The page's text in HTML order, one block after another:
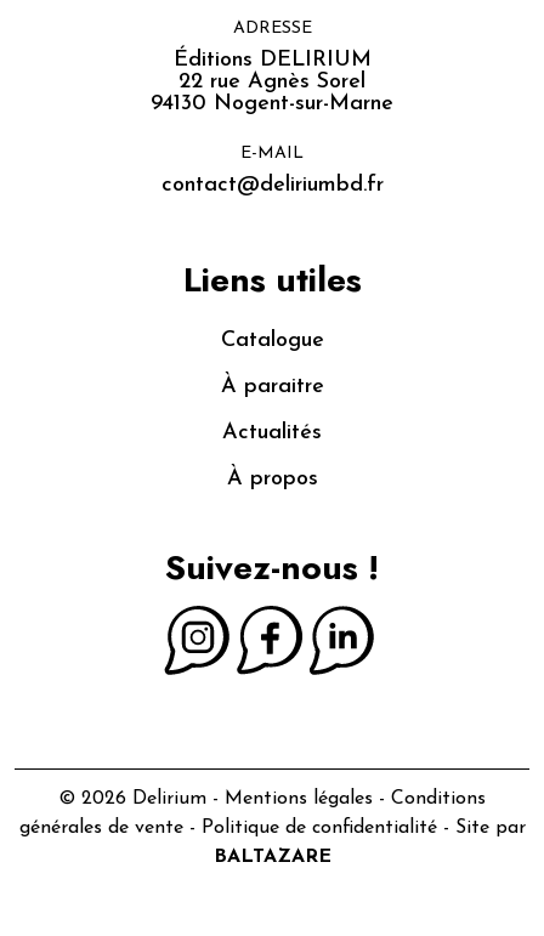
ADRESSE
Éditions DELIRIUM
22 rue Agnès Sorel
94130 Nogent-sur-Marne
E-MAIL
contact@deliriumbd.fr
Liens utiles
Catalogue
À paraitre
Actualités
À propos
Suivez-nous !
© 2026 Delirium - Mentions légales - Conditions
générales de vente- Politique de confidentialité- Site par
BALTAZARE